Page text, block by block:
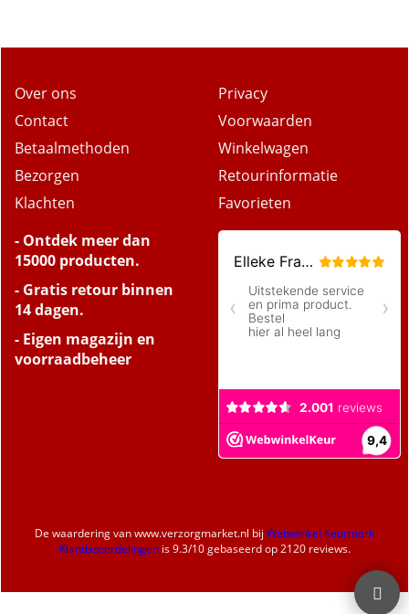
Over ons
Contact
Betaalmethoden
Bezorgen
Klachten
Privacy
Voorwaarden
Winkelwagen
Retourinformatie
Favorieten
- Ontdek meer dan
15000 producten.
- Gratis retour binnen
14 dagen.
- Eigen magazijn en
voorraadbeheer
De waardering vanwww.verzorgmarket.nl bij Webwinkel Keurmerk
Klantbeoordelingenis9.3/10gebaseerd op 2120 reviews.